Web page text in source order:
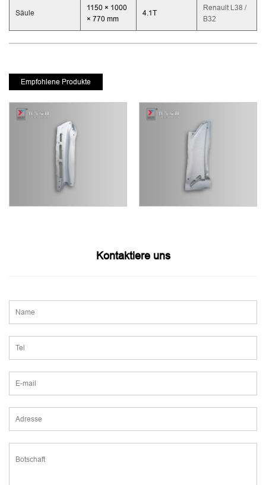
Säule
1150 × 1000
× 770 mm
4.1T
Renault L38 /
B32
Empfohlene Produkte
Kontaktiere uns